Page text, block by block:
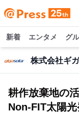
新着 エンタメ グ
株式会社ギ
耕作放棄地の
Non-FIT太陽